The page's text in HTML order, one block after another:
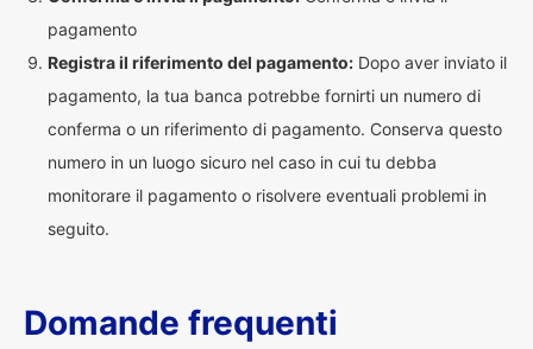
pagamento
Registra il riferimento del pagamento: Dopo aver inviato il
pagamento, la tua banca potrebbe fornirti un numero di
conferma o un riferimento di pagamento. Conserva questo
numero in un luogo sicuro nel caso in cui tu debba
monitorare il pagamento o risolvere eventuali problemi in
seguito.
Domande frequenti